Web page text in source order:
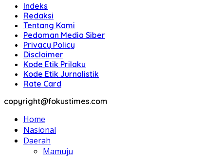
Indeks
Redaksi
Tentang Kami
Pedoman Media Siber
Privacy Policy
Disclaimer
Kode Etik Prilaku
Kode Etik Jurnalistik
Rate Card
copyright@fokustimes.com
Home
Nasional
Daerah
Mamuju